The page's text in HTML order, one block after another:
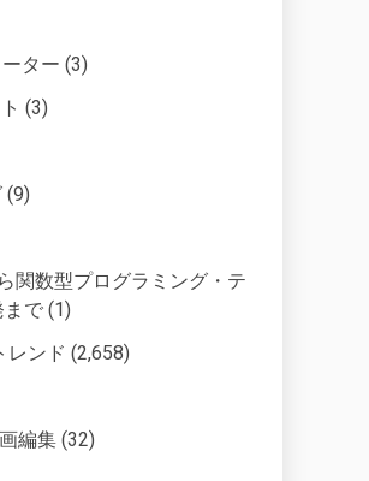
ター (3)
(3)
(9)
関数型プログラミング・テ
まで (1)
レンド (2,658)
編集 (32)